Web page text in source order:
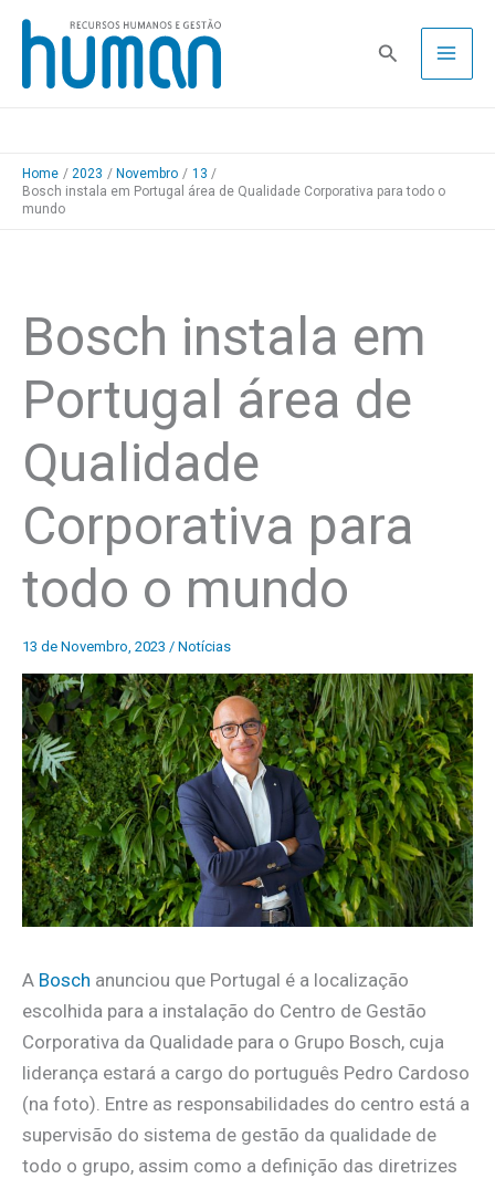
Skip
content
Pesquisa
Home 2023 Novembro
13
Bosch instala em Portugal área de Qualidade Corporativa para todo o
mundo
Bosch instala em
Portugal área de
Qualidade
Corporativa para
todo o mundo
13 de Novembro, 2023 / Notícias
A Bosch anunciou que Portugal é a localização
escolhida para a instalação do Centro de Gestão
Corporativa da Qualidade para o Grupo Bosch, cuja
liderança estará a cargo do português Pedro Cardoso
(na foto). Entre as responsabilidades do centro está a
supervisão do sistema de gestão da qualidade de
todo o grupo, assim como a definição das diretrizes